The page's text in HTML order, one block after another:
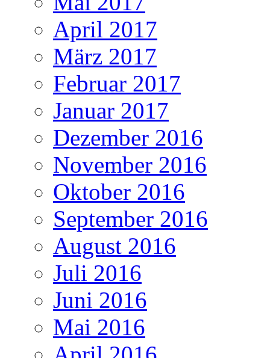
April 2017
März 2017
Februar 2017
Januar 2017
Dezember 2016
November 2016
Oktober 2016
September 2016
August 2016
Juli 2016
Juni 2016
Mai 2016